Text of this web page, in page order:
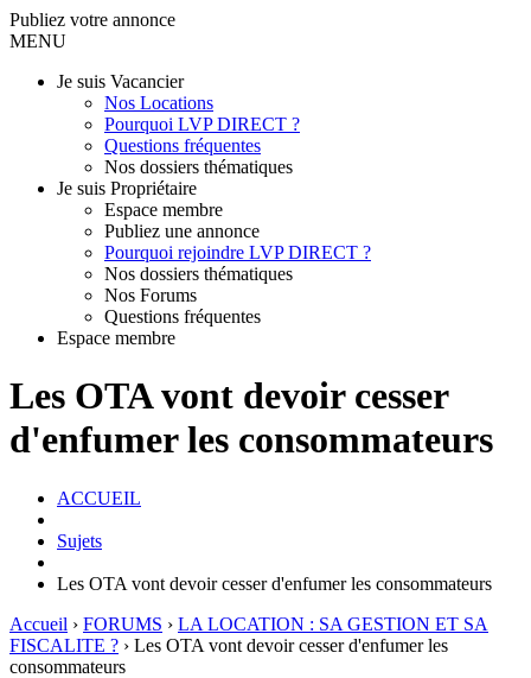
Publiez votre annonce
MENU
Je suis Vacancier
Nos Locations
Pourquoi LVP DIRECT ?
Questions fréquentes
Nos dossiers thématiques
Je suis Propriétaire
Espace membre
Publiez une annonce
Pourquoi rejoindre LVP DIRECT ?
Nos dossiers thématiques
Nos Forums
Questions fréquentes
Espace membre
Les OTA vont devoir cesser
d'enfumer les consommateurs
ACCUEIL
Sujets
Les OTA vont devoir cesser d'enfumer les consommateurs
Accueil › FORUMS › LA LOCATION : SA GESTION ET SA
FISCALITE ? › Les OTA vont devoir cesser d'enfumer les
consommateurs